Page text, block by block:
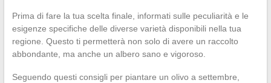
Prima di fare la tua scelta finale, informati sulle peculiarità e le
esigenze specifiche delle diverse varietà disponibili nella tua
regione. Questo ti permetterà non solo di avere un raccolto
abbondante, ma anche un albero sano e vigoroso.
Seguendo questi consigli per piantare un olivo a settembre,